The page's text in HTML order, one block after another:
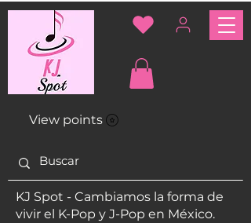
View points
KJ Spot - Cambiamos la forma de
vivir el K-Pop y J-Pop en México.